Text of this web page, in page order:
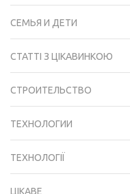
СЕМЬЯ И ДЕТИ
СТАТТІ З ЦІКАВИНКОЮ
СТРОИТЕЛЬСТВО
ТЕХНОЛОГИИ
ТЕХНОЛОГІЇ
ЦІКАВЕ